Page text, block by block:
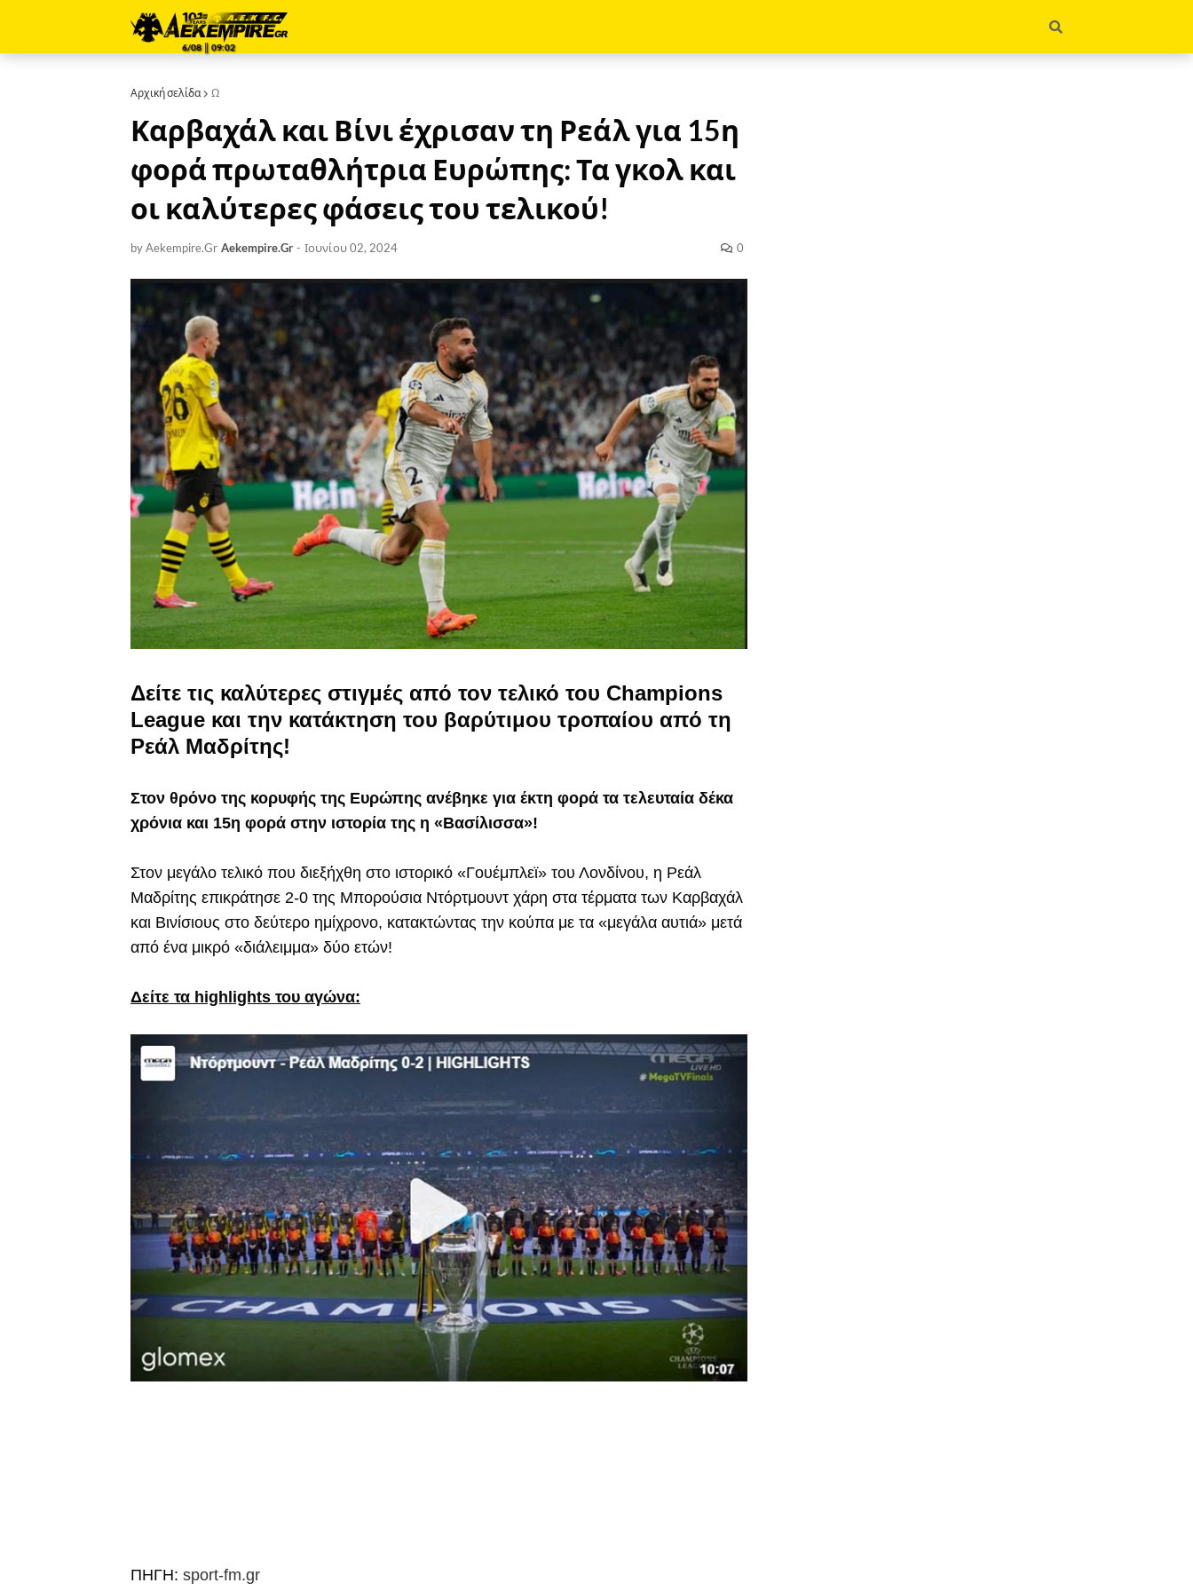
6/08 ║ 09:02
Αρχική σελίδα Ω
Καρβαχάλ και Βίνι έχρισαν τη Ρεάλ για 15η
φορά πρωταθλήτρια Ευρώπης: Τα γκολ και
οι καλύτερες φάσεις του τελικού!
by Aekempire.Gr Aekempire.Gr - Ιουνίου 02, 2024 0
Δείτε τις καλύτερες στιγμές από τον τελικό του Champions
League και την κατάκτηση του βαρύτιμου τροπαίου από τη
Ρεάλ Μαδρίτης!
Στον θρόνο της κορυφής της Ευρώπης ανέβηκε για έκτη φορά τα τελευταία δέκα
χρόνια και 15η φορά στην ιστορία της η «Βασίλισσα»!
Στον μεγάλο τελικό που διεξήχθη στο ιστορικό «Γουέμπλεϊ» του Λονδίνου, η Ρεάλ
Μαδρίτης επικράτησε 2-0 της Μπορούσια Ντόρτμουντ χάρη στα τέρματα των Καρβαχάλ
και Βινίσιους στο δεύτερο ημίχρονο, κατακτώντας την κούπα με τα «μεγάλα αυτιά» μετά
από ένα μικρό «διάλειμμα» δύο ετών!
Δείτε τα highlights του αγώνα:
ΠΗΓΗ: sport-fm.gr